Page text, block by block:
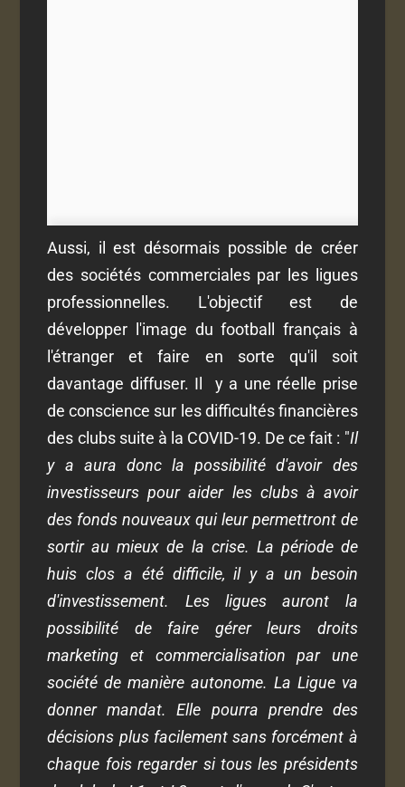
Aussi, il est désormais possible de créer
des sociétés commerciales par les ligues
professionnelles. L'objectif est de
développer l'image du football français à
l'étranger et faire en sorte qu'il soit
davantage diffuser. Il y a une réelle prise
de conscience sur les difficultés financières
des clubs suite à la COVID-19. De ce fait : "Il
y a aura donc la possibilité d'avoir des
investisseurs pour aider les clubs à avoir
des fonds nouveaux qui leur permettront de
sortir au mieux de la crise. La période de
huis clos a été difficile, il y a un besoin
d'investissement. Les ligues auront la
possibilité de faire gérer leurs droits
marketing et commercialisation par une
société de manière autonome. La Ligue va
donner mandat. Elle pourra prendre des
décisions plus facilement sans forcément à
chaque fois regarder si tous les présidents